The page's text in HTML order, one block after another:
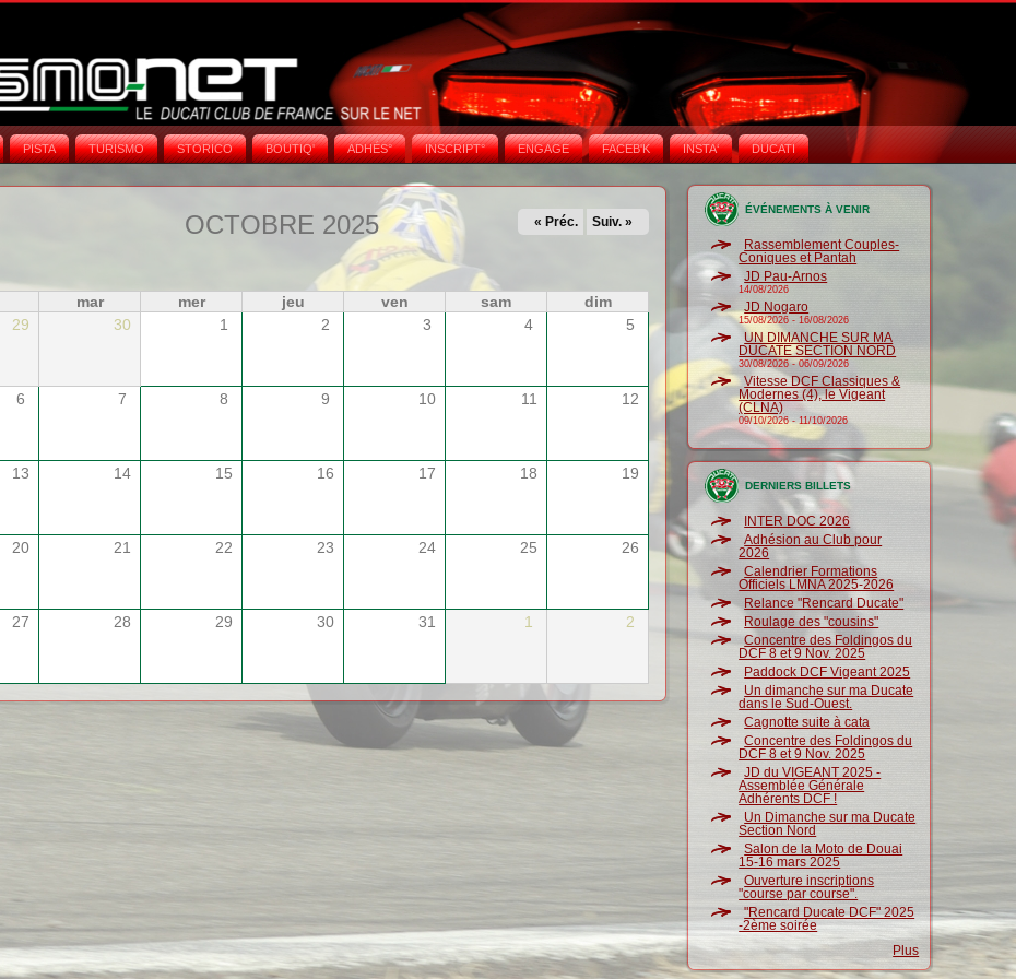
PISTA TURISMO STORICO BOUTIQ' ADHÉS° INSCRIPT° ENGAGE FACEB'K INSTA‘ DUCATI
OCTOBRE 2025 « Préc. Suiv. »
mar mer jeu ven sam
dim
29 30 1 2 3 4 5
6 7 8 9 10 11 12
13 14 15 16 17 18 19
20 21 22 23 24 25 26
27 28 29 30 31 1 2
ÉVÉNEMENTS À VENIR
Rassemblement Couples-
Coniques et Pantah
JD Pau-Arnos
14/08/2026
JD Nogaro
15/08/2026 -16/08/2026
UN DIMANCHE SUR MA
DUCATE SECTION NORD
30/08/2026-06/09/2026
Vitesse DCF Classiques &
Modernes (4), le Vigeant
(CLNA)
09/10/2026-11/10/2026
DERNIERS BILLETS
INTER DOC 2026
Adhésion au Club pour
2026
Calendrier Formations
Officiels LMNA 2025-2026
Relance "Rencard Ducate"
Roulage des "cousins"
Concentre des Foldingos du
DCF 8 et 9 Nov. 2025
Paddock DCF Vigeant 2025
Un dimanche sur ma Ducate
dans le Sud-Ouest.
Cagnotte suite à cata
Concentre des Foldingos du
DCF 8 et 9 Nov. 2025
JD du VIGEANT 2025 -
Assemblée Générale
Adhérents DCF !
Un Dimanche sur ma Ducate
Section Nord
Salon de la Moto de Douai
15-16 mars 2025
Ouverture inscriptions
"course par course".
"Rencard Ducate DCF" 2025
-2ème soirée
Plus